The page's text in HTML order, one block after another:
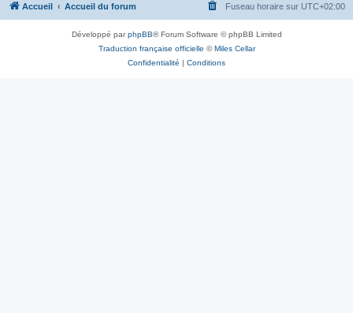
Accueil Accueil du forum Fuseau horaire sur UTC+02:00
Développé parphpBB® Forum Software © phpBB Limited
Traduction française officielle ©Miles Cellar
Confidentialité | Conditions